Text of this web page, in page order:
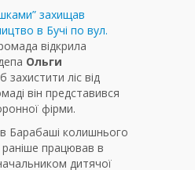
захищав
в Бучі по вул.
відкрила
Ольги
захистити ліс від
він представився
фірми.
в Барабаші колишнього
раніше працював в
начальником дитячої